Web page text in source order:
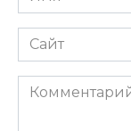
*
Сайт
Комментарий